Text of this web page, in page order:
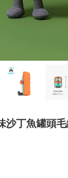
沙丁魚罐頭